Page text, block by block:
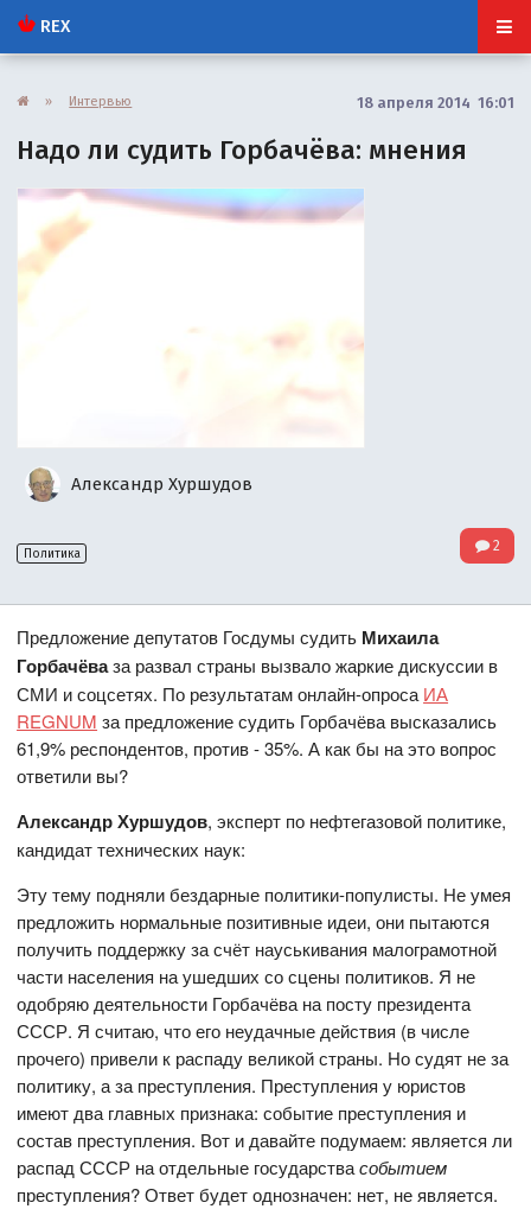
REX
» Интервью 18 апреля 2014 16:01
Надо ли судить Горбачёва: мнения
Александр Хуршудов
Политика 2
Предложение депутатов Госдумы судить Михаила
Горбачёваза развал страны вызвало жаркие дискуссии в
СМИ и соцсетях. По результатам онлайн-опроса ИА
REGNUM за предложение судить Горбачёва высказались
61,9% респондентов, против - 35%. А как бы на это вопрос
ответили вы?
Александр Хуршудов, эксперт по нефтегазовой политике,
кандидат технических наук:
Эту тему подняли бездарные политики-популисты. Не умея
предложить нормальные позитивные идеи, они пытаются
получить поддержку за счёт науськивания малограмотной
части населения на ушедших со сцены политиков. Я не
одобряю деятельности Горбачёва на посту президента
СССР. Я считаю, что его неудачные действия (в числе
прочего) привели к распаду великой страны. Но судят не за
политику, а за преступления. Преступления у юристов
имеют два главных признака: событие преступления и
состав преступления. Вот и давайте подумаем: является ли
распад СССР на отдельные государствасобытием
преступления? Ответ будет однозначен: нет, не является.